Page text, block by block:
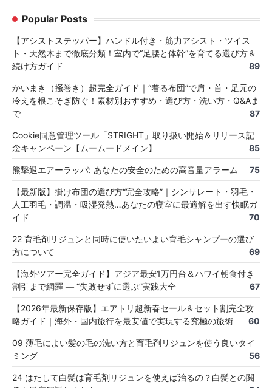
Popular Posts
【アシストステッパー】ハンドル付き・筋力アシスト・ツイス
ト・天然木まで徹底分類！室内で“足腰と体幹”を育てる選び方＆
続け方ガイド
89
かいまき（掻巻き）超完全ガイド｜“着る布団”で肩・首・足元の
冷えを根こそぎ防ぐ！素材別おすすめ・選び方・洗い方・Q&Aま
で
87
Cookie同意管理ツール「STRIGHT」取り扱い開始＆リリース記
念キャンペーン【ムームードメイン】
85
熊撃退エアーラッパ: あなたの安全のための高音量アラーム 75
【最新版】掛け布団の選び方“完全攻略”｜シンサレート・羽毛・
人工羽毛・調温・吸湿発熱…あなたの寝室に最適解を出す快眠ガ
イド
70
22 育毛剤リジュンと同時に使いたいよい育毛シャンプーの選び
方について
69
【海外ツアー完全ガイド】アジア最安1万円台＆ハワイ朝食付き
割引まで網羅 ― “失敗せずに選ぶ”実践大全
67
【2026年最新保存版】エアトリ超新春セール＆セット割完全攻
略ガイド｜海外・国内旅行を最安値で実現する究極の旅術
60
09 薄毛によい髪の毛の洗い方と育毛剤リジュンを使う良いタイ
ミング
56
24 はたして白髪は育毛剤リジュンを使えば治るの？白髪との関